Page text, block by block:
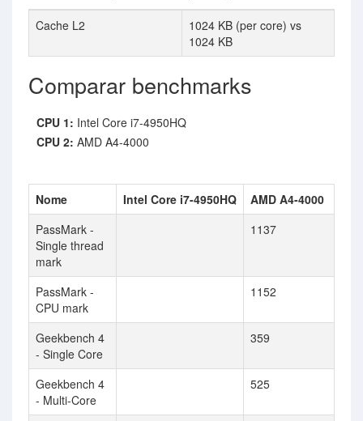
Cache L2
1024 KB (per core) vs
1024 KB
Comparar benchmarks
CPU 1: Intel Core i7-4950HQ
CPU 2: AMD A4-4000
Nome Intel Core i7-4950HQ
AMD A4-4000
PassMark -
Single thread
mark
1137
PassMark -
CPU mark
1152
Geekbench 4
- Single Core
359
Geekbench 4
- Multi-Core
525